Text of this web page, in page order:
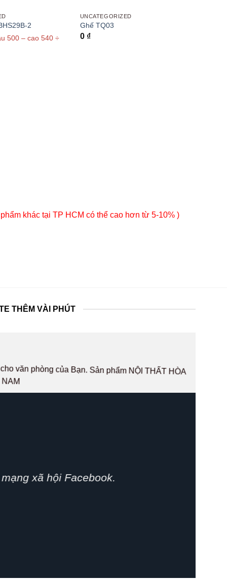
2
500 – cao 540 ÷
UNCATEGORIZED
Ghế TQ03
0 ₫
khác tại TP HCM có thể cao hơn từ 5-10% )
THÊM VÀI PHÚT
văn phòng của Bạn. Sản phẩm NỘI THẤT HÒA
huy.